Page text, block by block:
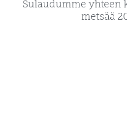
Sulaudumme yhteen
metsää